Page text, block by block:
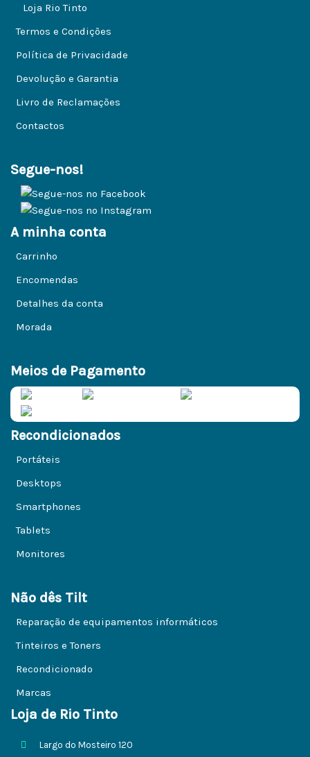
Loja Rio Tinto
Termos e Condições
Política de Privacidade
Devolução e Garantia
Livro de Reclamações
Contactos
Segue-nos!
A minha conta
Carrinho
Encomendas
Detalhes da conta
Morada
Meios de Pagamento
Recondicionados
Portáteis
Desktops
Smartphones
Tablets
Monitores
Não dês Tilt
Reparação de equipamentos informáticos
Tinteiros e Toners
Recondicionado
Marcas
Loja de Rio Tinto
Largo do Mosteiro 120